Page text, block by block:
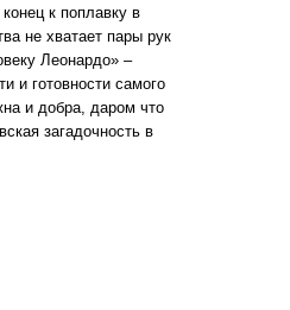
к поплавку в
не хватает пары рук
Леонардо» –
и готовности самого
и добра, даром что
загадочность в